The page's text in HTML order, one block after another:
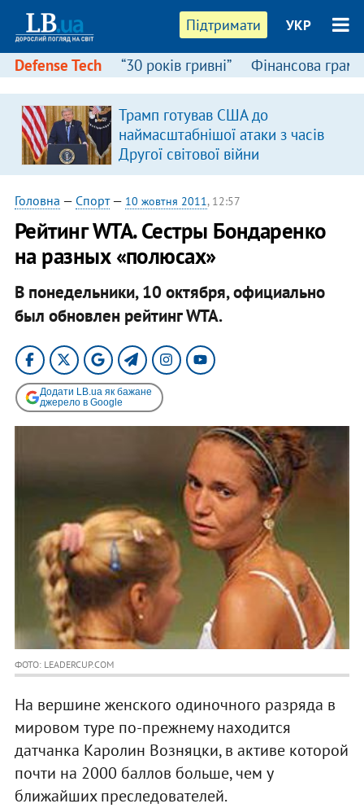
Підтримати УКР
Defense Tech “30 років гривні” Фінансова
Трамп готував США до
наймасштабнішої атаки з часів
Другої світової війни
Головна — Спорт— 10 жовтня 2011, 12:57
Рейтинг WTA. Сестры Бондаренко
на разных «полюсах»
В понедельники, 10 октября, официально
был обновлен рейтинг WTA.
Додати LB.ua як бажане
джерело в Google
ФОТО: LEADERCUP.COM
На вершине женского одиночного разряда в
мировом туре по-прежнему находится
датчанка Каролин Возняцки, в активе которой
почти на 2000 баллов больше, чем у
ближайших преследователей.